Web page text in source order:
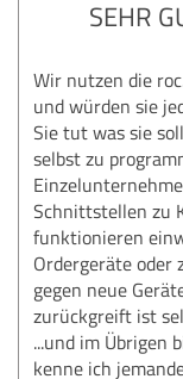
SEHR
Wir nutzen die
und würden sie
Sie tut was sie
selbst zu
Schnittstellen zu
funktionieren
Ordergeräte oder
gegen neue
zurückgreift ist
...und im Übrigen
kenne ich